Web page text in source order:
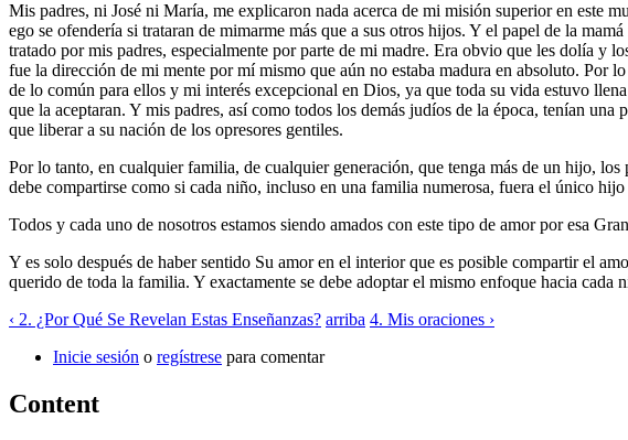
Mis padres, ni José ni María, me explicaron nada acerca de mi misión superior en este
ego se ofendería si trataran de mimarme más que a sus otros hijos. Y el papel de la
tratado por mis padres, especialmente por parte de mi madre. Era obvio que les dolía y
fue la dirección de mi mente por mí mismo que aún no estaba madura en absoluto. Por
de lo común para ellos y mi interés excepcional en Dios, ya que toda su vida estuvo
que la aceptaran. Y mis padres, así como todos los demás judíos de la época, tenían
que liberar a su nación de los opresores gentiles.
Por lo tanto, en cualquier familia, de cualquier generación, que tenga más de un hijo,
debe compartirse como si cada niño, incluso en una familia numerosa, fuera el único
Todos y cada uno de nosotros estamos siendo amados con este tipo de amor por esa
Y es solo después de haber sentido Su amor en el interior que es posible compartir el
querido de toda la familia. Y exactamente se debe adoptar el mismo enfoque hacia cada
‹ 2. ¿Por Qué Se Revelan Estas Enseñanzas? arriba 4. Mis oraciones ›
Inicie sesión o regístrese para comentar
Content